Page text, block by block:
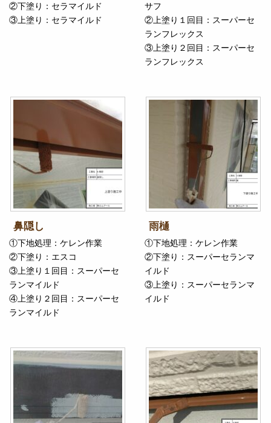
②下塗り：セラマイルド
③上塗り：セラマイルド
サフ
②上塗り１回目：スーパーセ
ランフレックス
③上塗り２回目：スーパーセ
ランフレックス
鼻隠し
①下地処理：ケレン作業
②下塗り：エスコ
③上塗り１回目：スーパーセ
ランマイルド
④上塗り２回目：スーパーセ
ランマイルド
雨樋
①下地処理：ケレン作業
②下塗り：スーパーセランマ
イルド
③上塗り：スーパーセランマ
イルド